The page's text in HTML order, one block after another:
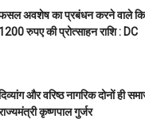
अवशेष का प्रबंधन करने वाले
1200 रुपए की प्रोत्साहन राशि : DC
और वरिष्ठ नागरिक दोनों ही
कृष्णपाल गुर्जर